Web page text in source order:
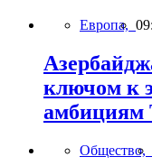
Европа,
ключом к
амбициям
Общество,